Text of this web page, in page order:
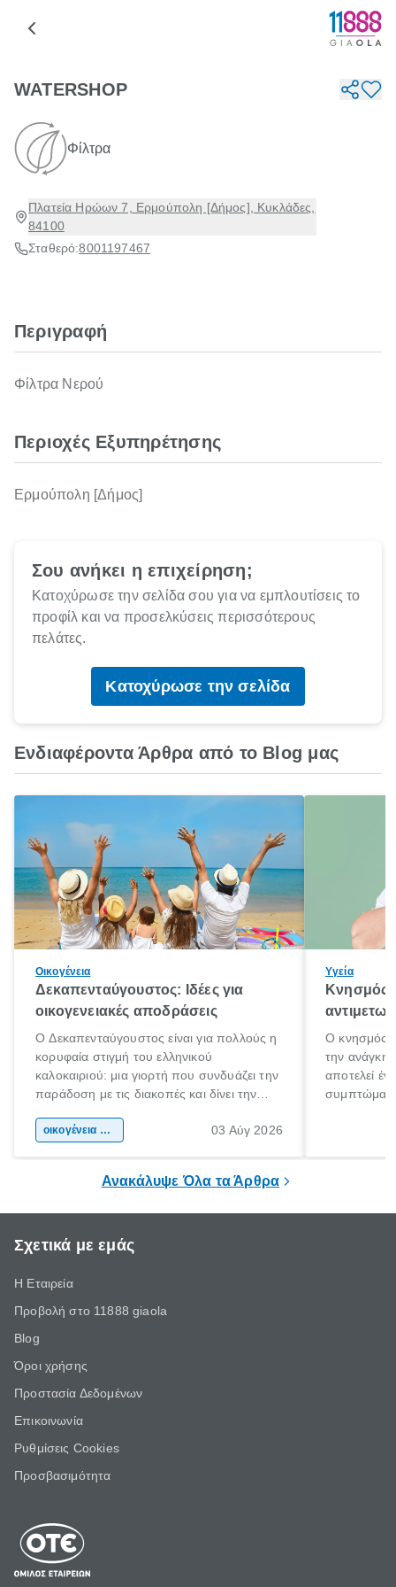
WATERSHOP
Φίλτρα
Πλατεία Ηρώων 7, Ερμούπολη [Δήμος], Κυκλάδες,
84100
Σταθερό:8001197467
Περιγραφή
Φίλτρα Νερού
Περιοχές Εξυπηρέτησης
Ερμούπολη [Δήμος]
Σου ανήκει η επιχείρηση;
Κατοχύρωσε την σελίδα σου για να εμπλουτίσεις το
προφίλ και να προσελκύσεις περισσότερους
πελάτες.
Κατοχύρωσε την σελίδα
Ενδιαφέροντα Άρθρα από το Blog μας
Οικογένεια
Δεκαπενταύγουστος: Ιδέες για
οικογενειακές αποδράσεις
Ο Δεκαπενταύγουστος είναι για πολλούς η
κορυφαία στιγμή του ελληνικού
καλοκαιριού: μια γιορτή που συνδυάζει την
παράδοση με τις διακοπές και δίνει την
χώρας. Είτε πρόκειται για λίγες μέρες
οικογένεια & παιδί 03 Αύγ 2026
Υγεία
Κνησμός:
Ο κνησμός
την ανάγκη
αποτελεί
Ανακάλυψε Όλα τα Άρθρα
Σχετικά με εμάς
Η Εταιρεία
Προβολή στο 11888 giaola
Blog
Όροι χρήσης
Προστασία Δεδομένων
Επικοινωνία
Ρυθμίσεις Cookies
Προσβασιμότητα